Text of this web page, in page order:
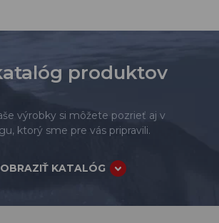
produktov
výrobky si môžete pozrieť aj v
ktorý sme pre vás pripravili.
KATALÓG